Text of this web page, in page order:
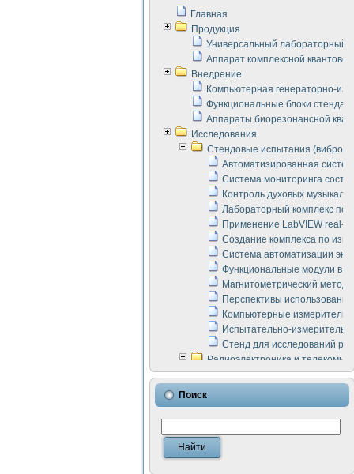
Главная
Продукция
Универсальный лабораторный
Аппарат комплексной
Внедрение
Компьютерная генераторно-
Функциональные блоки стенда
Аппараты биорезонансной
Исследования
Стендовые испытания
Автоматизированная
Система мониторинга
Контроль духовых
Лабораторный комплекс по
Применение LabVIEW real-
Создание комплекса по
Система автоматизации
Функциональные модули в
Магнитометрический метод
Перспективы
Компьютерные
Испытательно-
Стенд для исследований
Радиоэлектроника и
LabVIEW в расчетах
Аппаратно-программный
Виртуальный
Измерение шумовых
Измерительный
Инструменты для
Инструменты для
Поиск